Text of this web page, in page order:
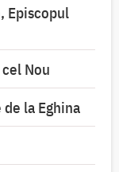
Episcopul
Nou
la Eghina